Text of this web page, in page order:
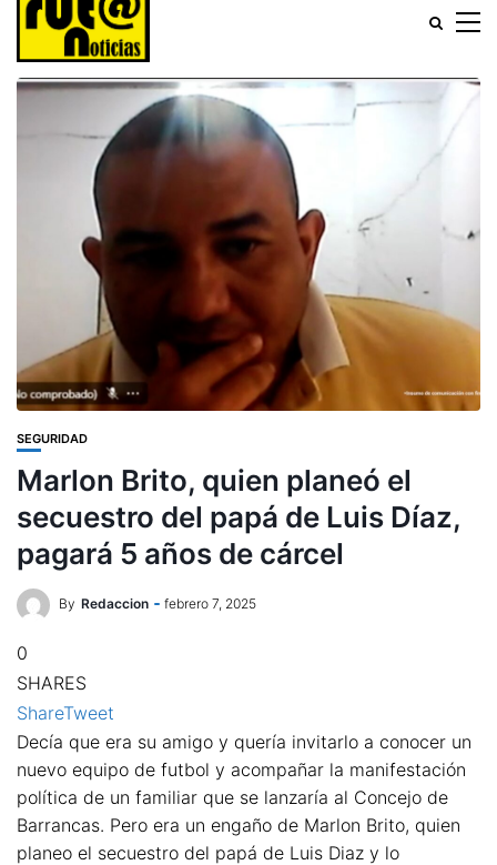
SEGURIDAD
Marlon Brito, quien planeó el
secuestro del papá de Luis Díaz,
pagará 5 años de cárcel
By Redaccion febrero 7, 2025
0
SHARES
ShareTweet
Decía que era su amigo y quería invitarlo a conocer un
nuevo equipo de futbol y acompañar la manifestación
política de un familiar que se lanzaría al Concejo de
Barrancas. Pero era un engaño de Marlon Brito, quien
planeo el secuestro del papá de Luis Diaz y lo